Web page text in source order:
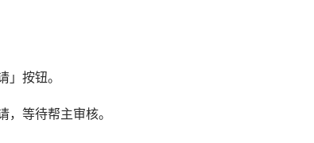
」按钮。
，等待帮主审核。